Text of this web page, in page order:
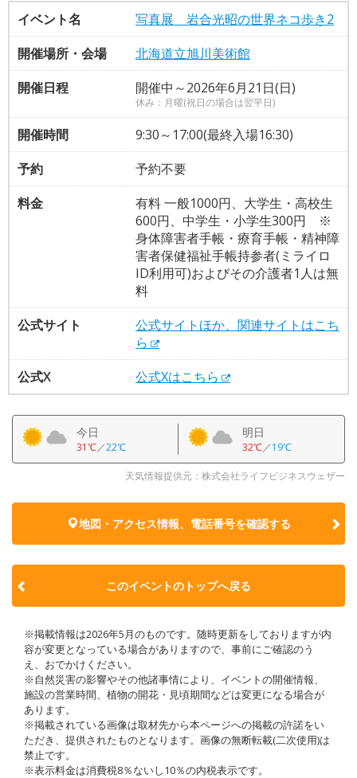
イベント名
写真展 岩合光昭の世界ネコ歩き2
開催場所・会場
北海道立旭川美術館
開催日程
開催中～2026年6月21日(日)
休み：月曜(祝日の場合は翌平日)
開催時間
9:30～17:00(最終入場16:30)
予約
予約不要
料金
有料 一般1000円、大学生・高校生
600円、中学生・小学生300円 ※
身体障害者手帳・療育手帳・精神障
害者保健福祉手帳持参者(ミライロ
ID利用可)およびその介護者1人は無
料
公式サイト
公式サイトほか、関連サイトはこち
ら
公式X
公式Xはこちら
今日
31℃／22℃
明日
32℃／19℃
天気情報提供元：株式会社ライフビジネスウェザー
地図・アクセス情報、電話番号を確認する
このイベントのトップへ戻る
※掲載情報は2026年5月のものです。随時更新をしておりますが内
容が変更となっている場合がありますので、事前にご確認のう
え、おでかけください。
※自然災害の影響やその他諸事情により、イベントの開催情報、
施設の営業時間、植物の開花・見頃期間などは変更になる場合が
あります。
※掲載されている画像は取材先から本ページへの掲載の許諾をい
ただき、提供されたものとなります。画像の無断転載(二次使用)は
禁止です。
※表示料金は消費税8％ないし10％の内税表示です。